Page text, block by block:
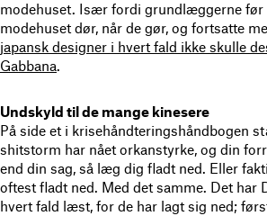
modehuset. Især fordi grundlæggerne før
modehuset dør, når de gør, og fortsatte
japansk designer i hvert fald ikke skulle
Gabbana.
Undskyld til de mange kinesere
På side et i krisehåndteringshåndbogen
shitstorm har nået orkanstyrke, og din
end din sag, så læg dig fladt ned. Eller
oftest fladt ned. Med det samme. Det har
hvert fald læst, for de har lagt sig ned;